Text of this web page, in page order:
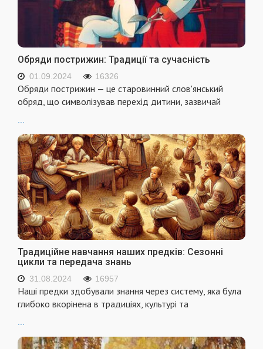
Обряди пострижин: Традиції та сучасність
01.09.2024 16326
Обряди пострижин — це старовинний слов'янський
обряд, що символізував перехід дитини, зазвичай
Традиційне навчання наших предків: Сезонні
цикли та передача знань
31.08.2024 16957
Наші предки здобували знання через систему, яка була
глибоко вкорінена в традиціях, культурі та